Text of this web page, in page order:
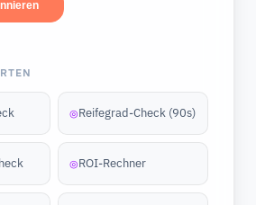
◎Reifegrad-Check (90s)
◎ROI-Rechner